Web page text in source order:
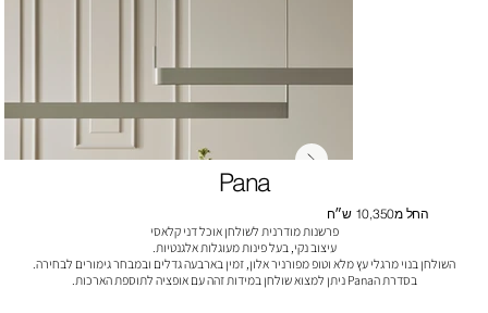
Pana
החל מ10,350 ש״ח
בסדרת הPana ניתן למצוא שולחן במידות זהה עם אופציה לתוספת הארכות.